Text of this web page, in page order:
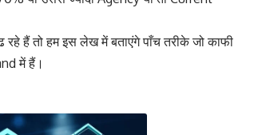
हैं तो हम इस लेख में बताएंगे पाँच तरीके जो काफी
में हैं।